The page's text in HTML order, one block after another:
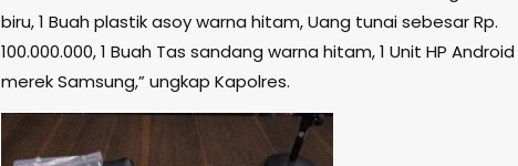
biru, 1 Buah plastik asoy warna hitam, Uang tunai sebesar Rp.
100.000.000, 1 Buah Tas sandang warna hitam, 1 Unit HP Android
merek Samsung,” ungkap Kapolres.